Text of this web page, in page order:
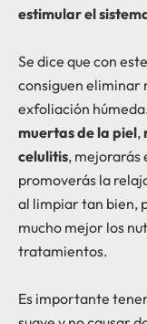
estimular el
Se dice que con
consiguen eliminar
exfoliación
muertas de la piel,
celulitis, mejorarás
promoverás la
al limpiar tan bien,
mucho mejor los
tratamientos.
Es importante